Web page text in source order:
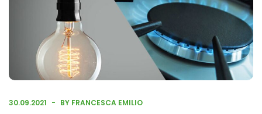
30.09.2021 BY FRANCESCA EMILIO